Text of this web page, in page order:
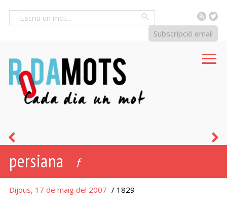
RSS
Subscripció email
persiana f
Dijous, 17 de maig del 2007 / 1829
xerinola